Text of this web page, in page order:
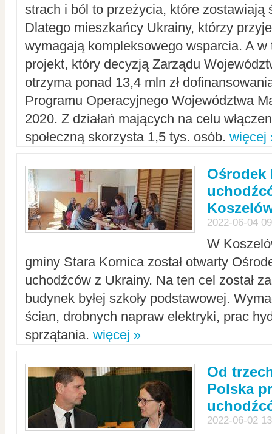
strach i ból to przeżycia, które zostawiają
Dlatego mieszkańcy Ukrainy, którzy
wymagają kompleksowego wsparcia. A w
projekt, który decyzją Zarządu
otrzyma ponad 13,4 mln zł
Programu Operacyjnego Województwa
2020. Z działań mających na celu
społeczną skorzysta 1,5 tys. osób. więcej
Ośrodek
2022-06-04
W
gminy Stara Kornica został otwarty
uchodźców z Ukrainy. Na ten cel został
budynek byłej szkoły podstawowej.
ścian, drobnych napraw elektryki, prac
sprzątania. więcej »
Od
Polska
2022-06-02